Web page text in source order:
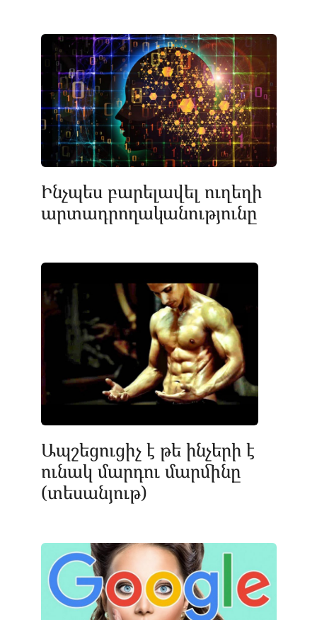
Ինչպես բարելավել ուղեղի
արտադրողականությունը
Ապշեցուցիչ է թե ինչերի է
ունակ մարդու մարմինը
(տեսանյութ)